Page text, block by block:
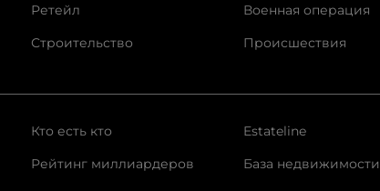
Ретейл
Строительство
Военная операция
Происшествия
Кто есть кто
Рейтинг миллиардеров
Estateline
База недвижимости